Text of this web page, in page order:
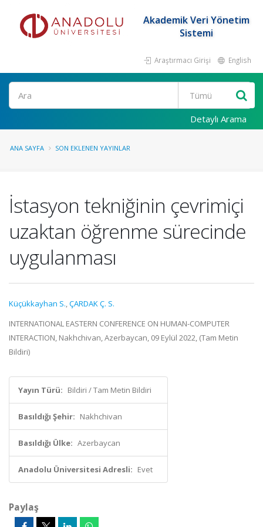
Akademik Veri Yönetim
Sistemi
Araştırmacı Girişi English
Ara
Detaylı Arama
ANA SAYFA SON EKLENEN YAYINLAR
İstasyon tekniğinin çevrimiçi
uzaktan öğrenme sürecinde
uygulanması
Küçükkayhan S.,ÇARDAK Ç. S.
INTERNATIONAL EASTERN CONFERENCE ON HUMAN-COMPUTER
INTERACTION, Nakhchivan, Azerbaycan, 09 Eylül 2022, (Tam Metin
Bildiri)
Yayın Türü: Bildiri / Tam Metin Bildiri
Basıldığı Şehir: Nakhchivan
Basıldığı Ülke: Azerbaycan
Anadolu Üniversitesi Adresli: Evet
Paylaş